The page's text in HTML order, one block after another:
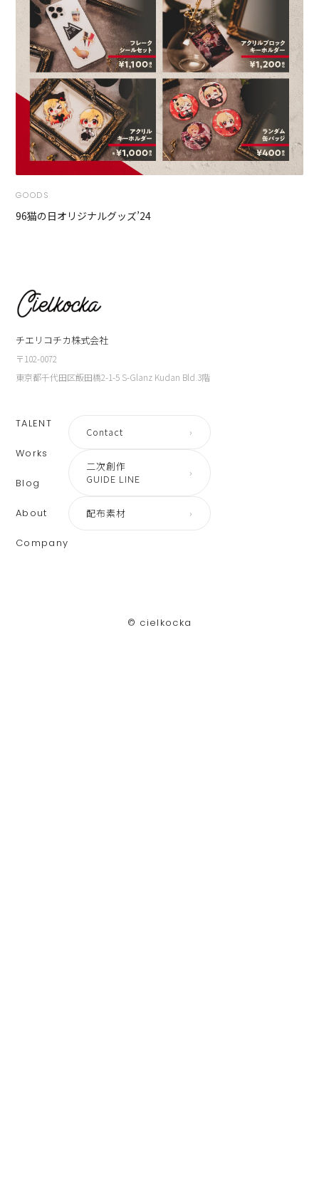
GOODS
96猫の日オリジナルグッズ’24
チエリコチカ株式会社
〒102-0072
東京都千代田区飯田橋2-1-5 S-Glanz Kudan Bld.3階
TALENT
Works
Blog
About
Company
Contact ›
二次創作
GUIDE LINE
›
配布素材 ›
©︎ cielkocka